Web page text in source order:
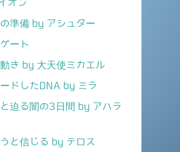
オン
準備 by アシュター
ート
き by 大天使ミカエル
ドしたDNA by ミラ
迫る闇の3日間 by アハラ
と信じる by テロス